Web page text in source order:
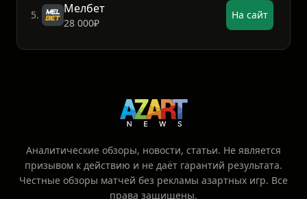
5. Мелбет
28 000₽
На сайт
Аналитические обзоры, новости, статьи. Не является
призывом к действию и не даёт гарантий результата.
Честные обзоры матчей без рекламы азартных игр. Все
права защищены.